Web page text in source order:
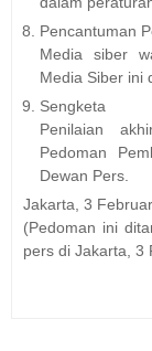
Pencantuman
Media siber
Media Siber ini
Sengketa
Penilaian
Pedoman
Dewan Pers.
Jakarta, 3
(Pedoman ini
pers di Jakarta, 3